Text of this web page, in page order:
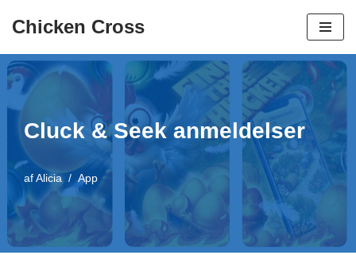
til
indhold
Chicken Cross
Cluck & Seek anmeldelser
afAlicia App